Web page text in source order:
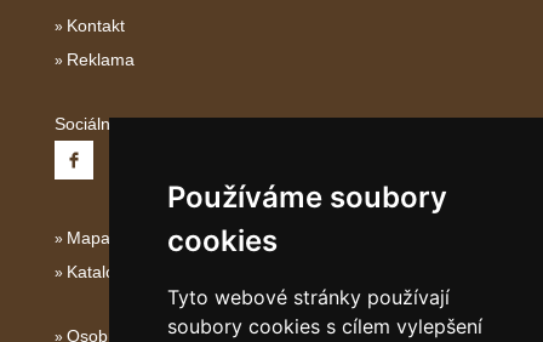
Používáme soubory
cookies
Tyto webové stránky používají
soubory cookies s cílem vylepšení
Kontakt
Reklama
Sociální sítě:
Mapa serveru Střední Itálie
Katalog ubytování
Osobní údaje